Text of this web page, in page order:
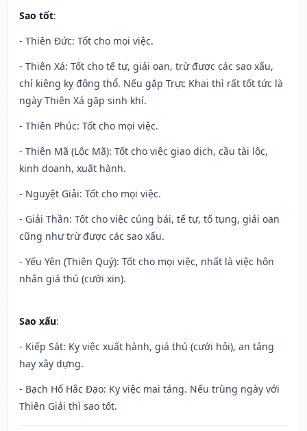
Sao tốt:
- Thiên Đức: Tốt cho mọi việc.
- Thiên Xá: Tốt cho tế tự, giải oan, trừ được các sao xấu,
chỉ kiêng kỵ động thổ. Nếu gặp Trực Khai thì rất tốt tức là
ngày Thiên Xá gặp sinh khí.
- Thiên Phúc: Tốt cho mọi việc.
- Thiên Mã (Lộc Mã): Tốt cho việc giao dịch, cầu tài lộc,
kinh doanh, xuất hành.
- Nguyệt Giải: Tốt cho mọi việc.
- Giải Thần: Tốt cho việc cúng bái, tế tự, tố tụng, giải oan
cũng như trừ được các sao xấu.
- Yếu Yên (Thiên Quý): Tốt cho mọi việc, nhất là việc hôn
nhân giá thú (cưới xin).
Sao xấu:
- Kiếp Sát: Kỵ việc xuất hành, giá thú (cưới hỏi), an táng
hay xây dựng.
- Bạch Hổ Hắc Đạo: Kỵ việc mai táng. Nếu trùng ngày với
Thiên Giải thì sao tốt.